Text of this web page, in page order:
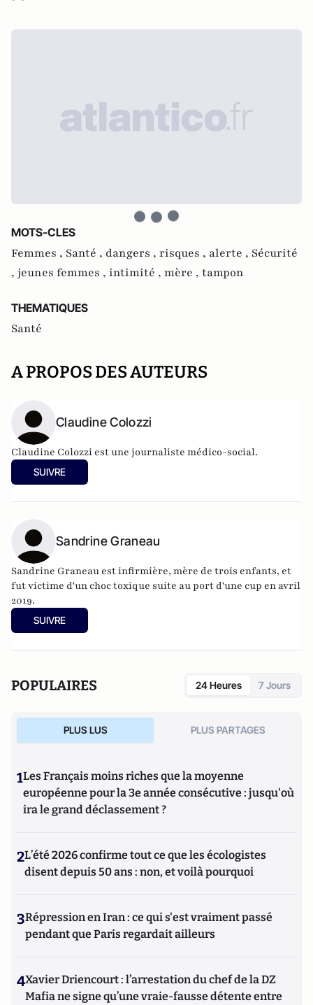
MOTS-CLES
Femmes , Santé , dangers , risques , alerte , Sécurité
, jeunes femmes , intimité , mère , tampon
THEMATIQUES
Santé
A PROPOS DES AUTEURS
Claudine Colozzi
Claudine Colozzi est une journaliste médico-social.
SUIVRE
Sandrine Graneau
Sandrine Graneau est infirmière, mère de trois enfants, et
fut victime d'un choc toxique suite au port d'une cup en avril
2019.
SUIVRE
POPULAIRES 24 Heures 7 Jours
PLUS LUS PLUS PARTAGES
1Les Français moins riches que la moyenne
européenne pour la 3e année consécutive : jusqu'où
ira le grand déclassement ?
2L’été 2026 confirme tout ce que les écologistes
disent depuis 50 ans : non, et voilà pourquoi
3Répression en Iran : ce qui s'est vraiment passé
pendant que Paris regardait ailleurs
4Xavier Driencourt : l’arrestation du chef de la DZ
Mafia ne signe qu’une vraie-fausse détente entre